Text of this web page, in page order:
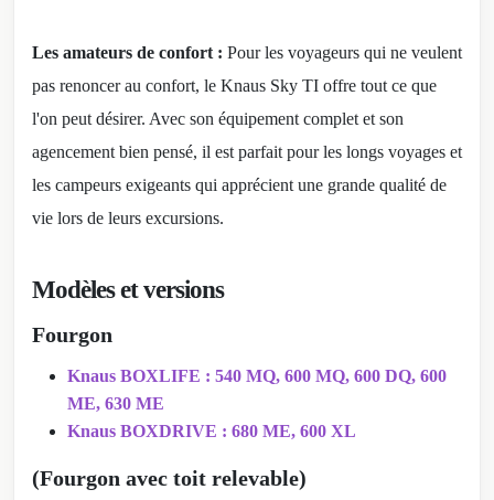
Les amateurs de confort : Pour les voyageurs qui ne veulent
pas renoncer au confort, le Knaus Sky TI offre tout ce que
l'on peut désirer. Avec son équipement complet et son
agencement bien pensé, il est parfait pour les longs voyages et
les campeurs exigeants qui apprécient une grande qualité de
vie lors de leurs excursions.
Modèles et versions
Fourgon
Knaus BOXLIFE : 540 MQ, 600 MQ, 600 DQ, 600
ME, 630 ME
Knaus BOXDRIVE : 680 ME, 600 XL
(Fourgon avec toit relevable)